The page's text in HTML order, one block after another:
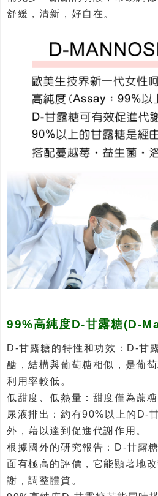
舒緩，清新，好自在。
99%高純度D-甘露糖(D-
D-甘露糖的特性和功效：D-甘
醣，結構與葡萄糖相似，是葡
利用率較低。
低甜度、低熱量：甜度僅為蔗
尿液排出：約有90%以上的D-
外，藉以達到促進代謝作用。
根據國外的研究報告：D-甘露
面有極高的評價，它能顯著地
謝，調整體質。